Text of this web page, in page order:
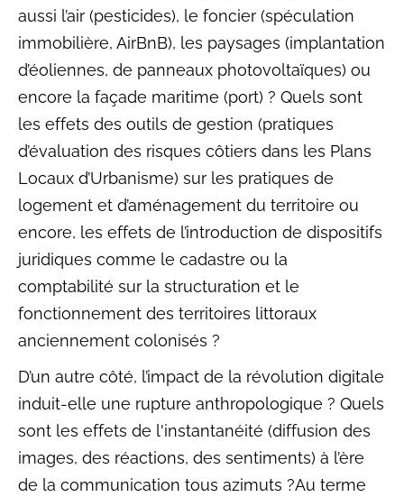
aussi l’air (pesticides), le foncier (spéculation
immobilière, AirBnB), les paysages (implantation
d’éoliennes, de panneaux photovoltaïques) ou
encore la façade maritime (port) ? Quels sont
les effets des outils de gestion (pratiques
d’évaluation des risques côtiers dans les Plans
Locaux d’Urbanisme) sur les pratiques de
logement et d’aménagement du territoire ou
encore, les effets de l’introduction de dispositifs
juridiques comme le cadastre ou la
comptabilité sur la structuration et le
fonctionnement des territoires littoraux
anciennement colonisés ?
D’un autre côté, l’impact de la révolution digitale
induit-elle une rupture anthropologique ? Quels
sont les effets de l'instantanéité (diffusion des
images, des réactions, des sentiments) à l’ère
de la communication tous azimuts ?Au terme